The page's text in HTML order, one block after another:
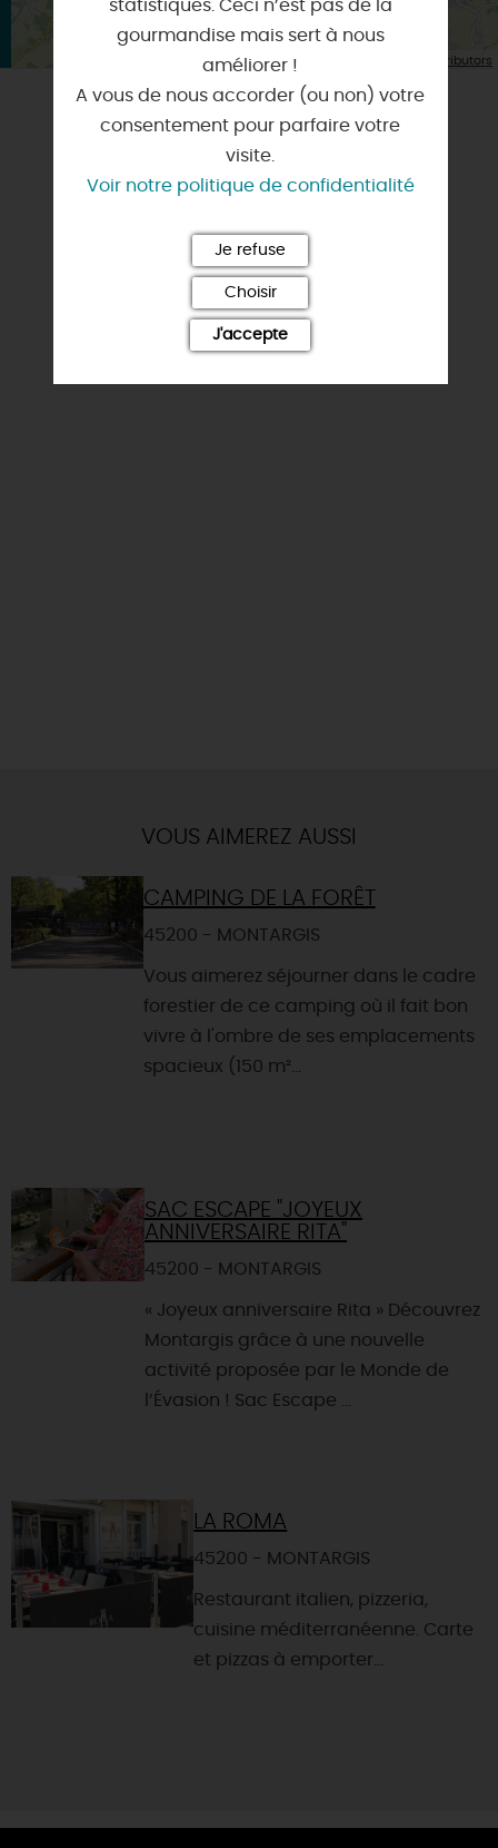
Leaflet| Map data © OpenStreetMap contributors
NOTE ET AVIS FAIRGUEST
VOUS AIMEREZ AUSSI
CAMPING DE LA FORÊT
45200 - MONTARGIS
Vous aimerez séjourner dans le cadre
forestier de ce camping où il fait bon
vivre à l'ombre de ses emplacements
spacieux (150 m²...
SAC ESCAPE "JOYEUX
ANNIVERSAIRE RITA"
45200 - MONTARGIS
« Joyeux anniversaire Rita » Découvrez
Montargis grâce à une nouvelle
activité proposée par le Monde de
l’Évasion ! Sac Escape ...
LA ROMA
45200 - MONTARGIS
Restaurant italien, pizzeria,
cuisine méditerranéenne. Carte
et pizzas à emporter...
statistiques. Ceci n’est pas de la
gourmandise mais sert à nous
améliorer !
A vous de nous accorder (ou non) votre
consentement pour parfaire votre
visite.
Voir notre politique de confidentialité
Je refuse
Choisir
J'accepte